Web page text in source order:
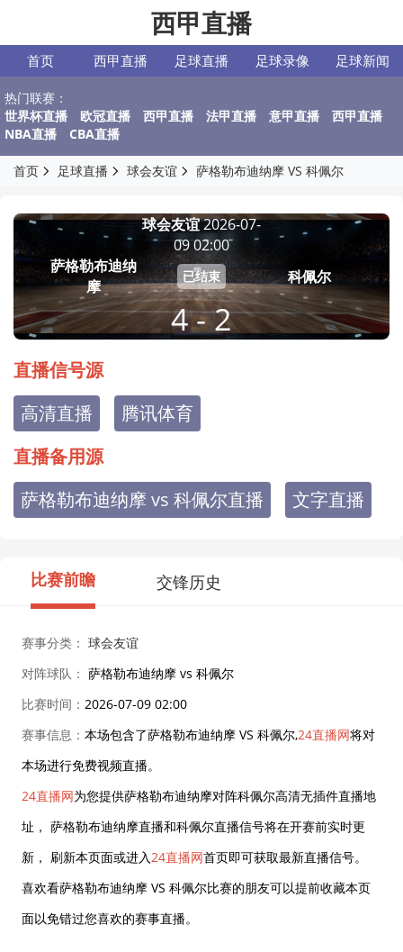
西甲直播
首页 西甲直播 足球直播 足球录像 足球新闻
热门联赛：
世界杯直播
欧冠直播 西甲直播 法甲直播 意甲直播
西甲直播
NBA直播
CBA直播
首页 足球直播 球会友谊 萨格勒布迪纳摩 VS 科佩尔
萨格勒布迪纳
摩
球会友谊2026-07-
09 02:00
已结束
4 - 2
科佩尔
直播信号源
高清直播
腾讯体育
直播备用源
萨格勒布迪纳摩 vs 科佩尔直播
文字直播
比赛前瞻 交锋历史
赛事分类： 球会友谊
对阵球队： 萨格勒布迪纳摩 vs 科佩尔
比赛时间： 2026-07-09 02:00
赛事信息： 本场包含了萨格勒布迪纳摩 VS 科佩尔,24直播网将对
本场进行免费视频直播。
24直播网为您提供萨格勒布迪纳摩对阵科佩尔高清无插件直播地
址， 萨格勒布迪纳摩直播和科佩尔直播信号将在开赛前实时更
新， 刷新本页面或进入24直播网首页即可获取最新直播信号。
喜欢看萨格勒布迪纳摩 VS 科佩尔比赛的朋友可以提前收藏本页
面以免错过您喜欢的赛事直播。